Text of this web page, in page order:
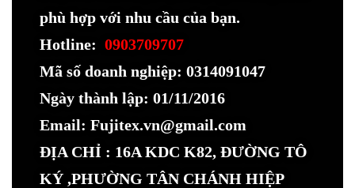
phù hợp với nhu cầu của bạn.
Hotline: 0903709707
Mã số doanh nghiệp: 0314091047
Ngày thành lập: 01/11/2016
Email: Fujitex.vn@gmail.com
ĐỊA CHỈ : 16A KDC K82, ĐƯỜNG TÔ
KÝ ,PHƯỜNG TÂN CHÁNH HIỆP